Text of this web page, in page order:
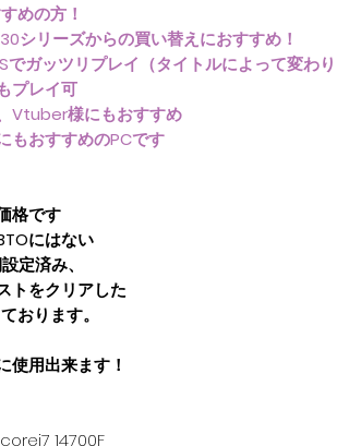
めの方！
シリーズからの買い替えにおすすめ！
でガッツリプレイ（タイトルによって変わ
プレイ可
Vtuber様にもおすすめ
もおすすめのPCです
格です
にはない
定済み、
トをクリアした
おります。
使用出来ます！
14700F